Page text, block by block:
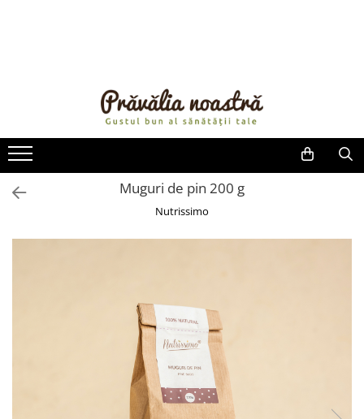
ULEIURI ȘI UNTURI
MĂSLINE
FRUCTE DESHIDRATATE
FRUCTE LA CONSERVĂ
BĂUTURI / LAPTE VEGETAL
CREME ȘI PASTE TARTINABILE
Muguri de pin 200 g
Nutrissimo